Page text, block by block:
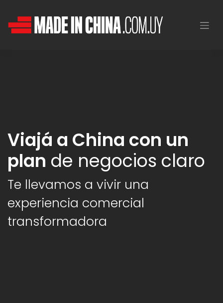
Viajá a China con un
plan de negocios claro
Te llevamos a vivir una
experiencia comercial
transformadora